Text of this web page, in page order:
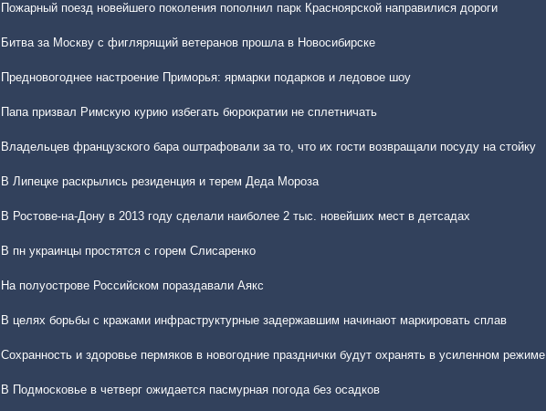
Пожарный поезд новейшего поколения пополнил парк Красноярской направилися дороги
Битва за Москву с фиглярящий ветеранов прошла в Новосибирске
Предновогоднее настроение Приморья: ярмарки подарков и ледовое шоу
Папа призвал Римскую курию избегать бюрократии не сплетничать
Владельцев французского бара оштрафовали за то, что их гости возвращали посуду на стойку
В Липецке раскрылись резиденция и терем Деда Мороза
В Ростове-на-Дону в 2013 году сделали наиболее 2 тыс. новейших мест в детсадах
В пн украинцы простятся с горем Слисаренко
На полуострове Российском пораздавали Аякс
В целях борьбы с кражами инфраструктурные задержавшим начинают маркировать сплав
Сохранность и здоровье пермяков в новогодние празднички будут охранять в усиленном режиме
В Подмосковье в четверг ожидается пасмурная погода без осадков